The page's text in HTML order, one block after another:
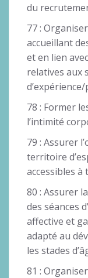
du
77 :
accueillant
et en lien
relatives aux
78 : Former
l’intimité
79 : Assurer
territoire
accessibles à
80 : Assurer
des séances
affective et
adapté au
les stades
81 :